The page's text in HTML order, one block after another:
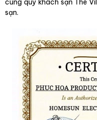
cùng quý khách sạn The
sạn.